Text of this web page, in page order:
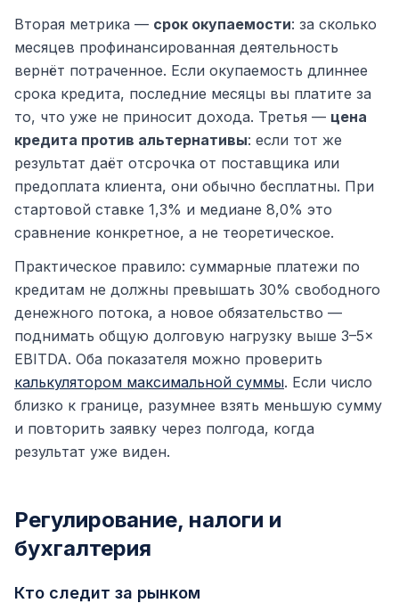
Вторая метрика — срок окупаемости: за сколько
месяцев профинансированная деятельность
вернёт потраченное. Если окупаемость длиннее
срока кредита, последние месяцы вы платите за
то, что уже не приносит дохода. Третья — цена
кредита против альтернативы: если тот же
результат даёт отсрочка от поставщика или
предоплата клиента, они обычно бесплатны. При
стартовой ставке 1,3% и медиане 8,0% это
сравнение конкретное, а не теоретическое.
Практическое правило: суммарные платежи по
кредитам не должны превышать 30% свободного
денежного потока, а новое обязательство —
поднимать общую долговую нагрузку выше 3–5×
EBITDA. Оба показателя можно проверить
калькулятором максимальной суммы. Если число
близко к границе, разумнее взять меньшую сумму
и повторить заявку через полгода, когда
результат уже виден.
Регулирование, налоги и
бухгалтерия
Кто следит за рынком